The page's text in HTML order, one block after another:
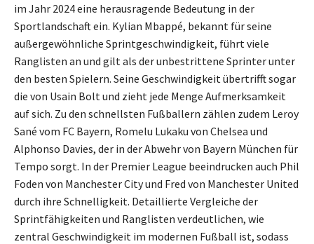
im Jahr 2024 eine herausragende Bedeutung in der
Sportlandschaft ein. Kylian Mbappé, bekannt für seine
außergewöhnliche Sprintgeschwindigkeit, führt viele
Ranglisten an und gilt als der unbestrittene Sprinter unter
den besten Spielern. Seine Geschwindigkeit übertrifft sogar
die von Usain Bolt und zieht jede Menge Aufmerksamkeit
auf sich. Zu den schnellsten Fußballern zählen zudem Leroy
Sané vom FC Bayern, Romelu Lukaku von Chelsea und
Alphonso Davies, der in der Abwehr von Bayern München für
Tempo sorgt. In der Premier League beeindrucken auch Phil
Foden von Manchester City und Fred von Manchester United
durch ihre Schnelligkeit. Detaillierte Vergleiche der
Sprintfähigkeiten und Ranglisten verdeutlichen, wie
zentral Geschwindigkeit im modernen Fußball ist, sodass